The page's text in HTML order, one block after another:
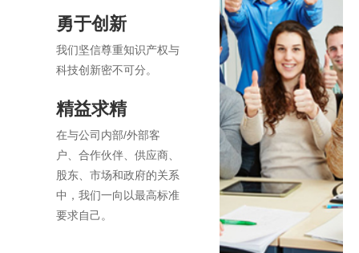
勇于创新
我们坚信尊重知识产权与
科技创新密不可分。
精益求精
在与公司内部/外部客
户、合作伙伴、供应商、
股东、市场和政府的关系
中，我们一向以最高标准
要求自己。